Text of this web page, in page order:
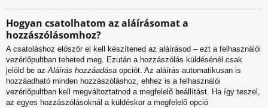
Hogyan csatolhatom az aláírásomat a
hozzászólásomhoz?
A csatoláshoz először el kell készítened az aláírásod – ezt a felhasználói
vezérlőpultban teheted meg. Ezután a hozzászólás küldésénél csak
jelöld be azAláírás hozzáadása opciót. Az aláírás automatikusan is
hozzáadható minden hozzászóláshoz, ehhez is a felhasználói
vezérlőpultban kell megváltoztatnod a megfelelő beállítást. Ha így teszel,
az egyes hozzászólásoknál a küldéskor a megfelelő opció